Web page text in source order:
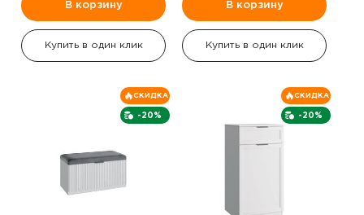
В корзину
Купить в один клик
В корзину
Купить в один клик
-20%
СКИДКА
-20%
СКИДКА